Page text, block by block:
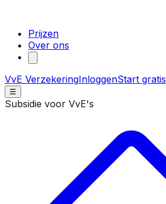
Prijzen
Over ons
VvE VerzekeringInloggenStart gratis
☰
Subsidie voor VvE's